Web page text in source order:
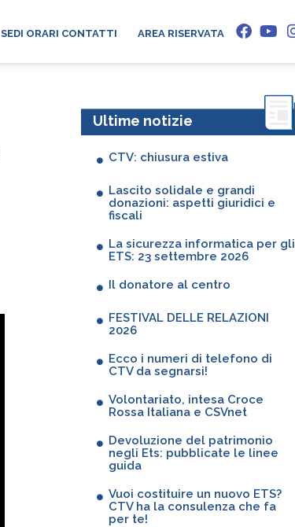
SEDI ORARI CONTATTI AREA RISERVATA
Ultime notizie
CTV: chiusura estiva
Lascito solidale e grandi
donazioni: aspetti giuridici e
fiscali
La sicurezza informatica per gli
ETS: 23 settembre 2026
Il donatore al centro
FESTIVAL DELLE RELAZIONI
2026
Ecco i numeri di telefono di
CTV da segnarsi!
Volontariato, intesa Croce
Rossa Italiana e CSVnet
Devoluzione del patrimonio
negli Ets: pubblicate le linee
guida
Vuoi costituire un nuovo ETS?
CTV ha la consulenza che fa
per te!